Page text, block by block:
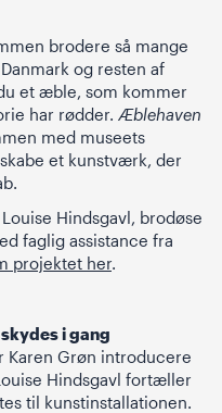
brodere så mange
og resten af
et æble, som kommer
har rødder. Æblehaven
med museets
et kunstværk, der
Hindsgavl, brodøse
faglig assistance fra
projektet her.
i gang
Karen Grøn introducere
Hindsgavl fortæller
til kunstinstallationen.